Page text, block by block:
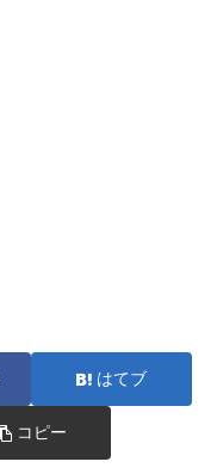
はてブ
コピー